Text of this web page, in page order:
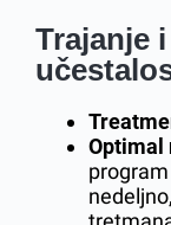
Trajanje
Optimal